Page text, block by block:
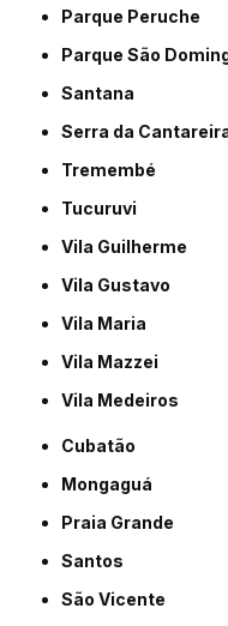
Parque Peruche
Parque São
Santana
Serra da
Tremembé
Tucuruvi
Vila Guilherme
Vila Gustavo
Vila Maria
Vila Mazzei
Vila Medeiros
Cubatão
Mongaguá
Praia Grande
Santos
São Vicente